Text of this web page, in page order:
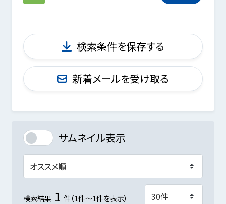
検索条件を保存する
新着メールを受け取る
サムネイル表示
検索結果 1 件（1件～1件を表示）